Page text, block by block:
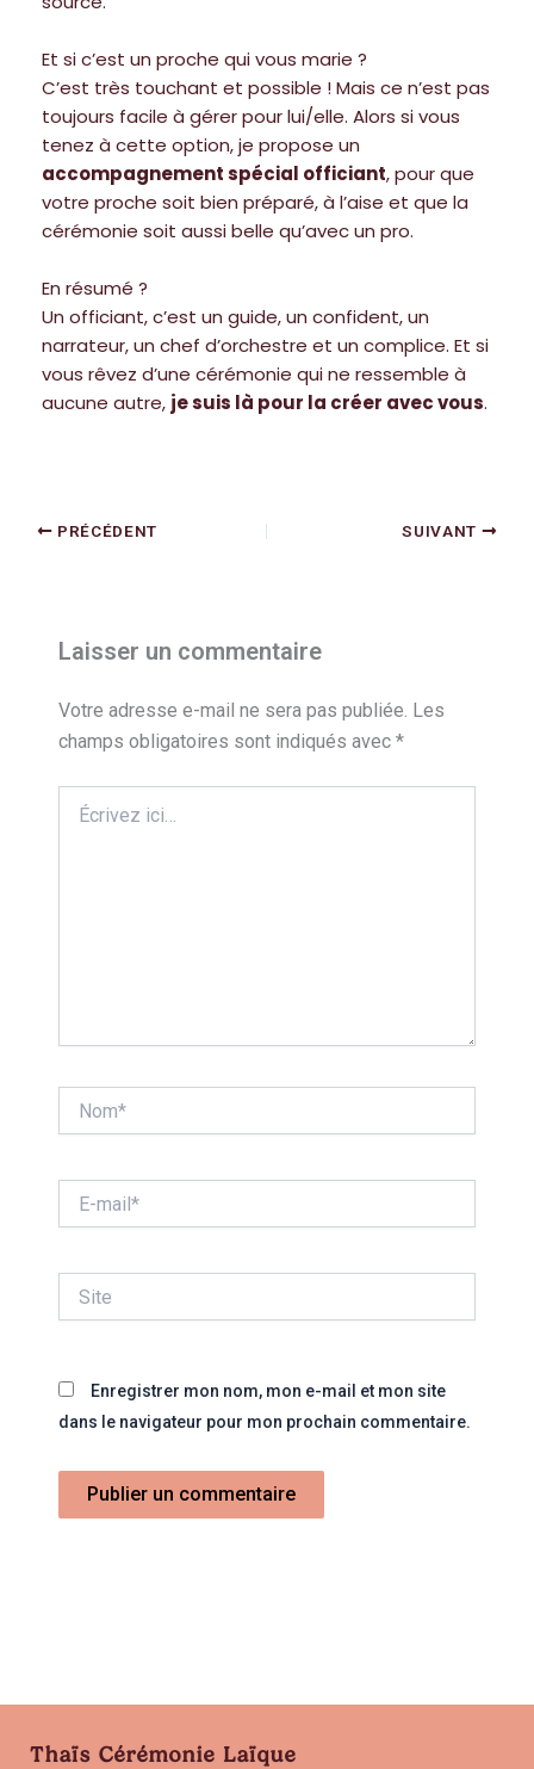
Et si c’est un proche qui vous marie ?
C’est très touchant et possible ! Mais ce n’est pas
toujours facile à gérer pour lui/elle. Alors si vous
tenez à cette option, je propose un
accompagnement spécial officiant, pour que
votre proche soit bien préparé, à l’aise et que la
cérémonie soit aussi belle qu’avec un pro.
En résumé ?
Un officiant, c’est un guide, un confident, un
narrateur, un chef d’orchestre et un complice. Et si
vous rêvez d’une cérémonie qui ne ressemble à
aucune autre, je suis là pour la créer avec vous.
PRÉCÉDENT SUIVANT
Laisser un commentaire
Votre adresse e-mail ne sera pas publiée. Les
champs obligatoires sont indiqués avec *
ici…
mail*
Enregistrer mon nom, mon e-mail et mon site
dans le navigateur pour mon prochain commentaire.
Thaïs Cérémonie Laïque